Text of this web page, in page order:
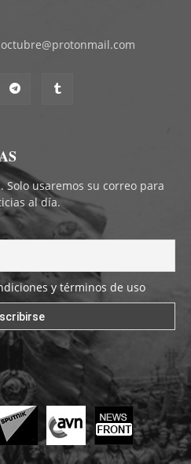
usaremos su correo para
al día.
y términos de uso